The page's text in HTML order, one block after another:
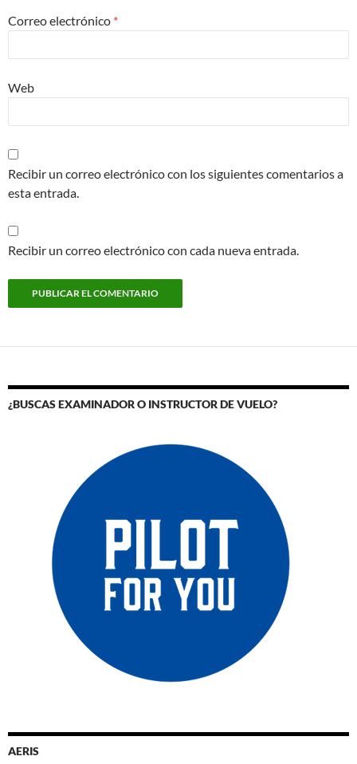
Correo electrónico *
Web
Recibir un correo electrónico con los siguientes comentarios a
esta entrada.
Recibir un correo electrónico con cada nueva entrada.
¿BUSCAS EXAMINADOR O INSTRUCTOR DE VUELO?
AERIS